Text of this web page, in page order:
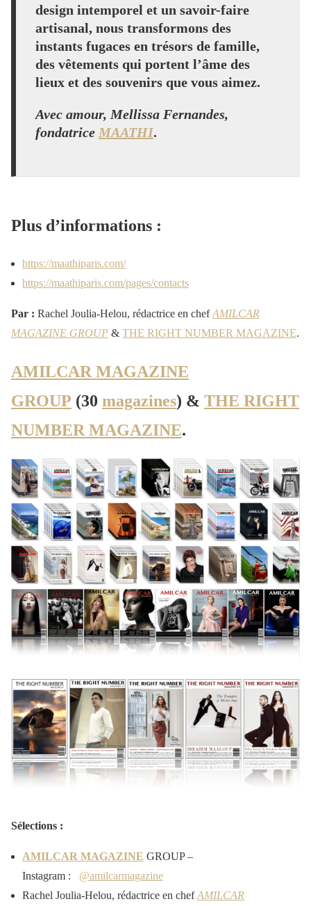
design intemporel et un savoir-faire
artisanal, nous transformons des
instants fugaces en trésors de famille,
des vêtements qui portent l’âme des
lieux et des souvenirs que vous aimez.
Avec amour, Mellissa Fernandes,
fondatrice MAATHI.
Plus d’informations :
https://maathiparis.com/
https://maathiparis.com/pages/contacts
Par : Rachel Joulia-Helou, rédactrice en chefAMILCAR
MAGAZINE GROUP & THE RIGHT NUMBER MAGAZINE.
AMILCAR MAGAZINE
GROUP (30 magazines) & THE RIGHT
NUMBER MAGAZINE.
Sélections :
AMILCAR MAGAZINE GROUP –
Instagram : @amilcarmagazine
Rachel Joulia-Helou, rédactrice en chefAMILCAR